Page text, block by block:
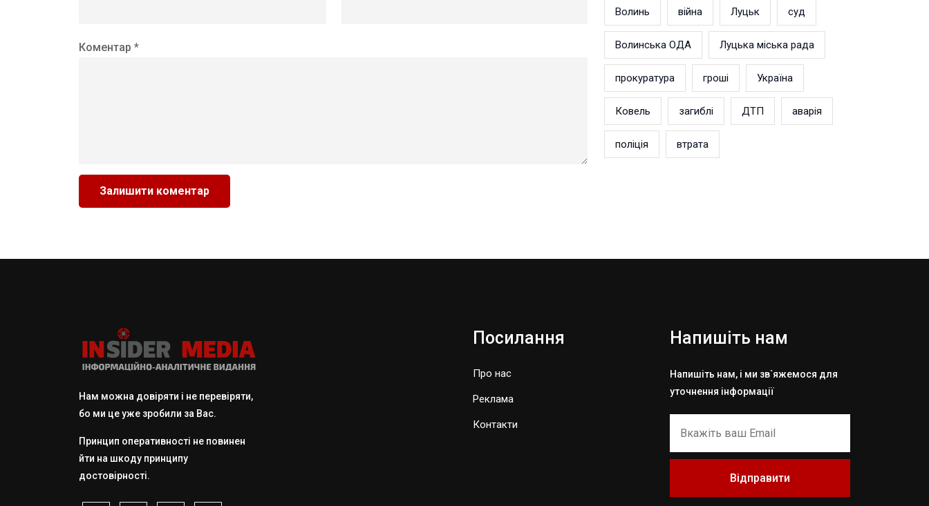
Коментар *
Волинь війна Луцьк суд
Волинська ОДА Луцька міська рада
прокуратура гроші Україна
Ковель загиблі ДТП аварія
поліція втрата
Нам можна довіряти і не перевіряти,
бо ми це уже зробили за Вас.
Принцип оперативності не повинен
йти на шкоду принципу
достовірності.
Посилання
Про нас
Реклама
Контакти
Напишіть нам
Напишіть нам, і ми зв`яжемося для
уточнення інформації
Відправити